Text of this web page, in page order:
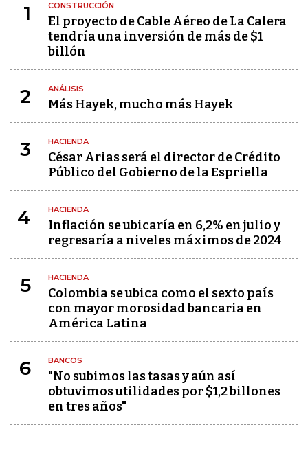
1 CONSTRUCCIÓN
El proyecto de Cable Aéreo de La Calera
tendría una inversión de más de $1
billón
2 ANÁLISIS
Más Hayek, mucho más Hayek
3 HACIENDA
César Arias será el director de Crédito
Público del Gobierno de la Espriella
4 HACIENDA
Inflación se ubicaría en 6,2% en julio y
regresaría a niveles máximos de 2024
5 HACIENDA
Colombia se ubica como el sexto país
con mayor morosidad bancaria en
América Latina
6 BANCOS
"No subimos las tasas y aún así
obtuvimos utilidades por $1,2 billones
en tres años"